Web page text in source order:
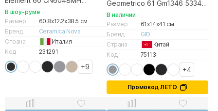
антрацит матовый
В шоу-руме
Размер
60.8x12.2x38.5 см
Бренд
Ceramica Nova
Страна
Италия
Код
231291
+9
Geometrico 61 Gm1346 53341
серая матовая
В наличии
Размер
61x14x41 см
Бренд
GID
Страна
Китай
Код
75113
+4
Промокод ЛЕТО